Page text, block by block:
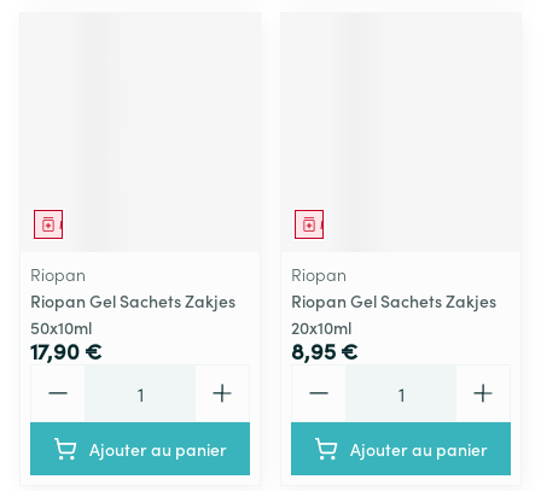
Médicament
Riopan
Riopan Gel Sachets Zakjes
50x10ml
17,90 €
Ajouter au panier
Médicament
Riopan
Riopan Gel Sachets Zakjes
20x10ml
8,95 €
Ajouter au panier